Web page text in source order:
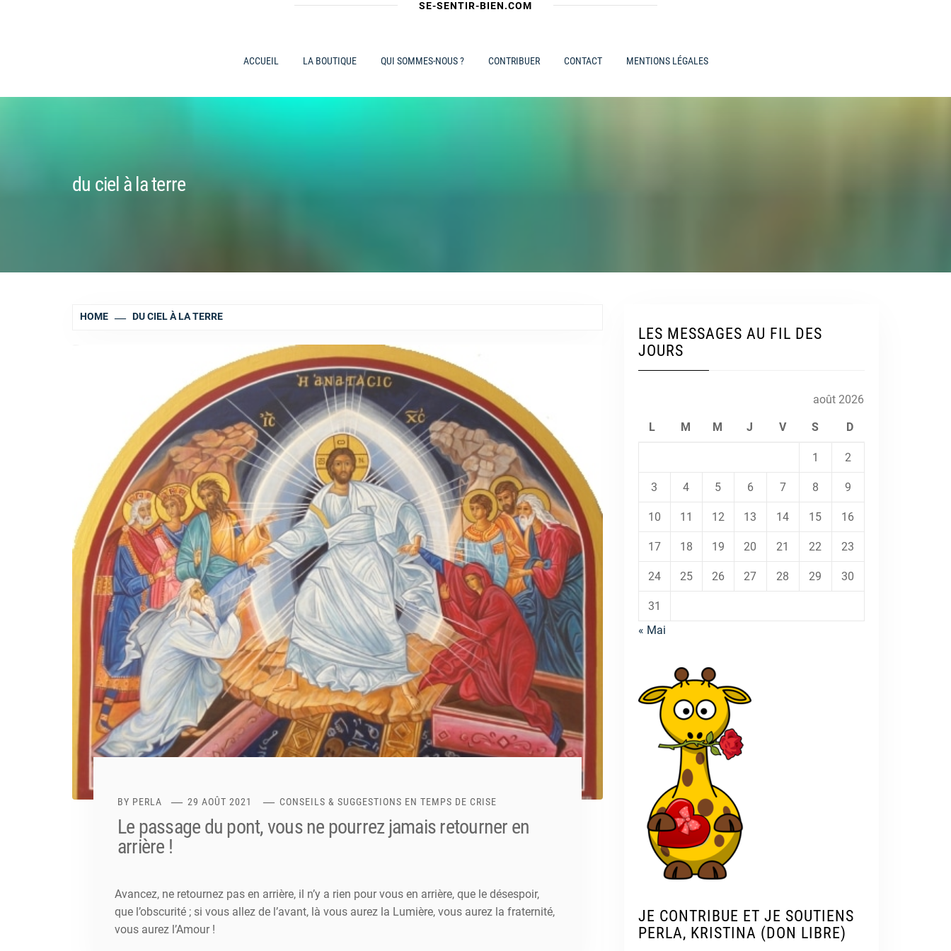
SE-SENTIR-BIEN.COM
ACCUEIL LA BOUTIQUE QUI SOMMES-NOUS ? CONTRIBUER CONTACT MENTIONS LÉGALES
du ciel à la terre
HOME DU CIEL À LA TERRE
BY PERLA 29 AOÛT 2021 CONSEILS & SUGGESTIONS EN TEMPS DE CRISE
Le passage du pont, vous ne pourrez jamais retourner en
arrière !
Avancez, ne retournez pas en arrière, il n’y a rien pour vous en arrière, que le désespoir,
que l’obscurité ; si vous allez de l’avant, là vous aurez la Lumière, vous aurez la fraternité,
vous aurez l’Amour !
LES MESSAGES AU FIL DES
JOURS
août 2026
L M M J V S D
1 2
3 4 5 6 7 8 9
10 11 12 13 14 15 16
17 18 19 20 21 22 23
24 25 26 27 28 29 30
31
« Mai
JE CONTRIBUE ET JE SOUTIENS
PERLA, KRISTINA (DON LIBRE)